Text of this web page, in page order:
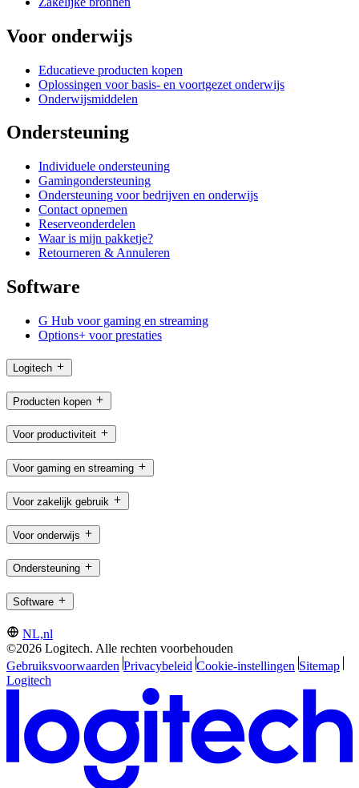
Voor onderwijs
Educatieve producten kopen
Oplossingen voor basis- en voortgezet onderwijs
Onderwijsmiddelen
Ondersteuning
Individuele ondersteuning
Gamingondersteuning
Ondersteuning voor bedrijven en onderwijs
Contact opnemen
Reserveonderdelen
Waar is mijn pakketje?
Retourneren & Annuleren
Software
G Hub voor gaming en streaming
Options+ voor prestaties
Logitech
Producten kopen
Voor productiviteit
Voor gaming en streaming
Voor zakelijk gebruik
Voor onderwijs
Ondersteuning
Software
NL,nl
©2026 Logitech. Alle rechten voorbehouden
Gebruiksvoorwaarden Privacybeleid Cookie-instellingen Sitemap
Logitech